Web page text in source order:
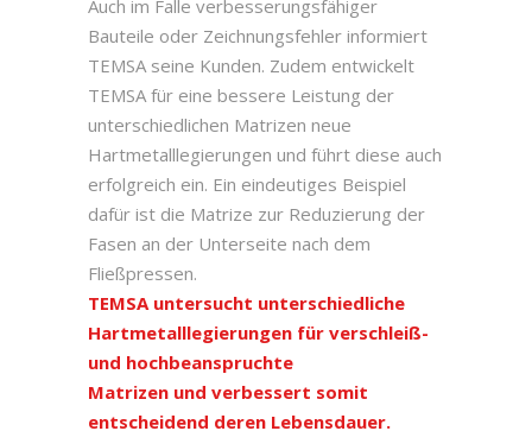
Auch im Falle verbesserungsfähiger
Bauteile oder Zeichnungsfehler informiert
TEMSA seine Kunden. Zudem entwickelt
TEMSA für eine bessere Leistung der
unterschiedlichen Matrizen neue
Hartmetalllegierungen und führt diese auch
erfolgreich ein. Ein eindeutiges Beispiel
dafür ist die Matrize zur Reduzierung der
Fasen an der Unterseite nach dem
Fließpressen.
TEMSA untersucht unterschiedliche
Hartmetalllegierungen für verschleiß-
und hochbeanspruchte
Matrizen und verbessert somit
entscheidend deren Lebensdauer.